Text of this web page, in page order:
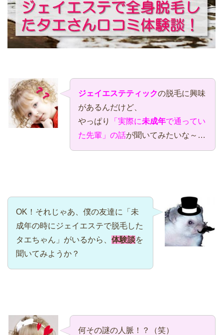
ジェイエステティックの脱毛に興味
があるんだけど、
やっぱり
「実際に未成年で通ってい
た先輩」の話が聞いてみたいな～…
OK！それじゃあ、僕の友達に「未
成年の時にジェイエステで脱毛した
タエちゃん」がいるから、 体験談を
聞いてみようか？
何その謎の人脈！？（笑）